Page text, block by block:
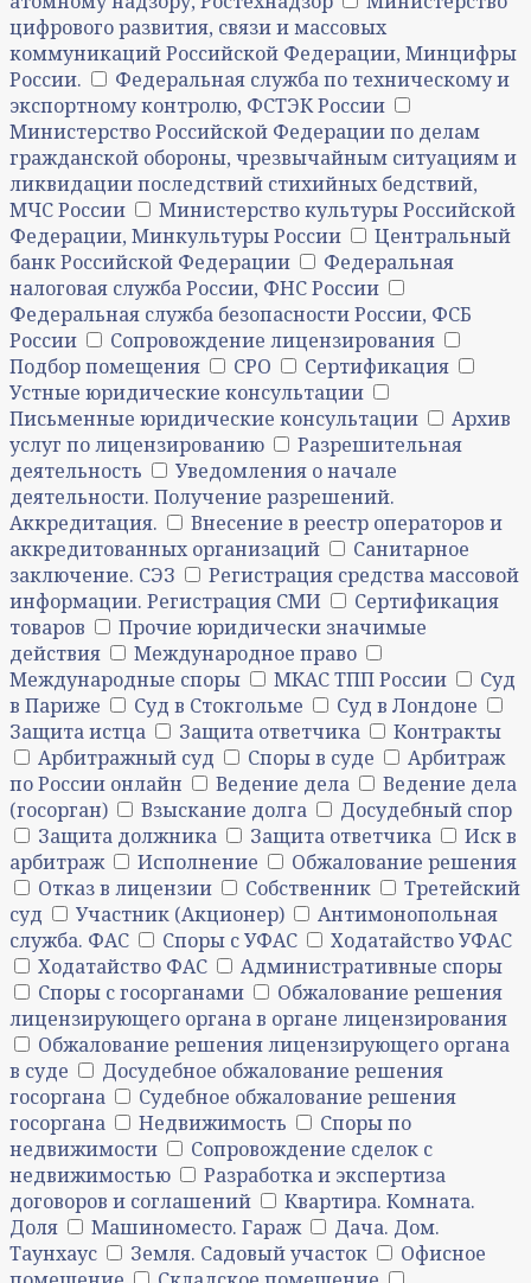
цифрового развития, связи и массовых
коммуникаций Российской Федерации, Минцифры
России.
Федеральная служба по техническому и
экспортному контролю, ФСТЭК России
Министерство Российской Федерации по делам
гражданской обороны, чрезвычайным ситуациям и
ликвидации последствий стихийных бедствий,
МЧС России
Министерство культуры Российской
Федерации, Минкультуры России
Центральный
банк Российской Федерации
Федеральная
налоговая служба России, ФНС России
Федеральная служба безопасности России, ФСБ
России
Сопровождение лицензирования
Подбор помещения
СРО
Сертификация
Устные юридические консультации
Письменные юридические консультации
Архив
услуг по лицензированию
Разрешительная
деятельность
Уведомления о начале
деятельности. Получение разрешений.
Аккредитация.
Внесение в реестр операторов и
аккредитованных организаций
Санитарное
заключение. СЭЗ
Регистрация средства массовой
информации. Регистрация СМИ
Сертификация
товаров
Прочие юридически значимые
действия
Международное право
Международные споры
МКАС ТПП России
Суд
в Париже
Суд в Стокгольме
Суд в Лондоне
Защита истца
Защита ответчика
Контракты
Арбитражный суд
Споры в суде
Арбитраж
по России онлайн
Ведение дела
Ведение дела
(госорган)
Взыскание долга
Досудебный спор
Защита должника
Защита ответчика
Иск в
арбитраж
Исполнение
Обжалование решения
Отказ в лицензии
Собственник
Третейский
суд
Участник (Акционер)
Антимонопольная
служба. ФАС
Споры с УФАС
Ходатайство УФАС
Ходатайство ФАС
Административные споры
Споры с госорганами
Обжалование решения
лицензирующего органа в органе лицензирования
Обжалование решения лицензирующего органа
в суде
Досудебное обжалование решения
госоргана
Судебное обжалование решения
госоргана
Недвижимость
Споры по
недвижимости
Сопровождение сделок с
недвижимостью
Разработка и экспертиза
договоров и соглашений
Квартира. Комната.
Доля
Машиноместо. Гараж
Дача. Дом.
Таунхаус
Земля. Садовый участок
Офисное